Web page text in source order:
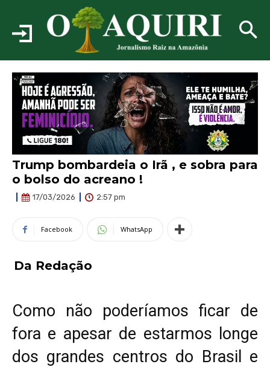
Trump bombardeia o Irã , e sobra para
o bolso do acreano !
17/03/2026 2:57 pm
Facebook WhatsApp
Da Redação
Como não poderíamos ficar de
fora e apesar de estarmos longe
dos grandes centros do Brasil e